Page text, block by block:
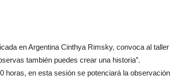
en Argentina Cinthya Rimsky, convoca al taller
también puedes crear una historia”.
horas, en esta sesión se potenciará la observación